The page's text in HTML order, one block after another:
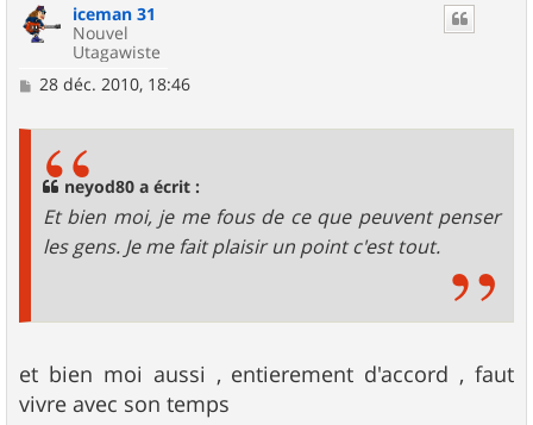
iceman 31
Nouvel
Utagawiste
M
28 déc. 2010, 18:46
neyod80 a écrit :
Et bien moi, je me fous de ce que peuvent penser
les gens. Je me fait plaisir un point c'est tout.
et bien moi aussi , entierement d'accord , faut
vivre avec son temps